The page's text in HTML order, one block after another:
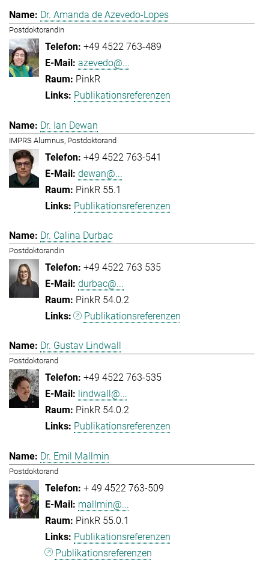
Dr. Amanda de Azevedo-Lopes
Postdoktorandin
+49 4522 763-489
azevedo@...
PinkR
Publikationsreferenzen
Dr. Ian Dewan
IMPRS Alumnus, Postdoktorand
+49 4522 763-541
dewan@...
PinkR 55.1
Publikationsreferenzen
Dr. Calina Durbac
Postdoktorandin
+49 4522 763 535
durbac@...
PinkR 54.0.2
Publikationsreferenzen
Dr. Gustav Lindwall
Postdoktorand
+49 4522 763-535
lindwall@...
PinkR 54.0.2
Publikationsreferenzen
Dr. Emil Mallmin
Postdoktorand
+ 49 4522 763-509
mallmin@...
PinkR 55.0.1
Publikationsreferenzen
Publikationsreferenzen